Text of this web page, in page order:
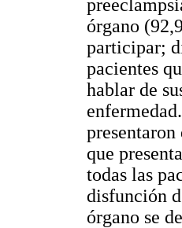
órgano
participar;
pacientes
hablar de
que
todas las
disfunción
órgano se